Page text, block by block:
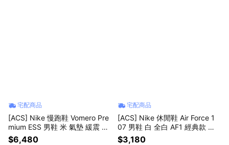
宅配商品
[ACS] Nike 慢跑鞋 Vomero Pre
mium ESS 男鞋 米 氣墊 緩震 厚
底 IM8334-200
$6,480
宅配商品
[ACS] Nike 休閒鞋 Air Force 1
07 男鞋 白 全白 AF1 經典款 小
白鞋 CW2288111
$3,180